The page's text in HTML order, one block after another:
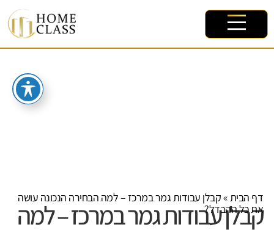
דף הבית»קבלן עבודות גמר במרכז – למה הבחירה הנכונה עושה
את כל ההבדל?
קבלן עבודות גמר במרכז – למה